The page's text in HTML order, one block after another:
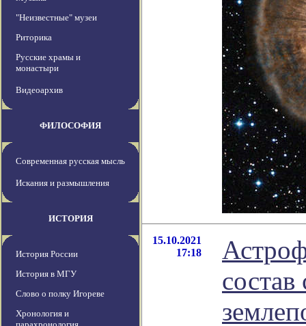
"Неизвестные" музеи
Риторика
Русские храмы и
монастыри
Видеоархив
ФИЛОСОФИЯ
Современная русская мысль
Искания и размышления
ИСТОРИЯ
История России
История в МГУ
Слово о полку Игореве
Хронология и
15.10.2021
17:18